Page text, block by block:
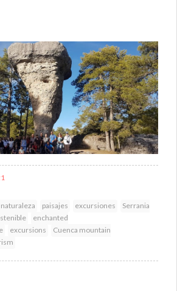
naturaleza paisajes excursiones
Serrania
enchanted
excursions
Cuenca mountain